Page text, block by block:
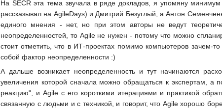
На SECR эта тема звучала в ряде докладов, я упомяну
рассказывал на AgileDays) и Дмитрий Безуглый, а Антон
единого мнения - нет, но при этом авторы не ведут
неопределенностей, то Agile не нужен - потому что можно
стоит отметить, что в ИТ-проектах помимо компьютеров зачем-
собой фактор неопределенности :)
А дальше возникает неопределенность и тут начинаются
увеличения которой сначала можно обращаться к экспертам, а
реакцию", и Agile с его короткими итерациями и практикой
связанную с людьми и с техникой, и говорит, что Agile хорошо